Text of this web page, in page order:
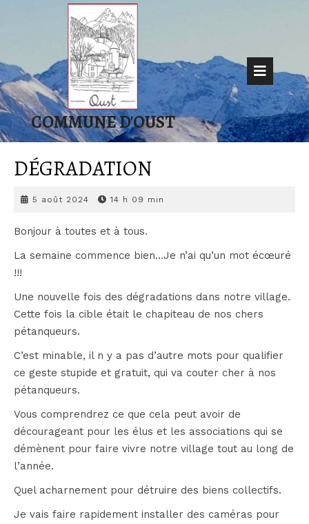
COMMUNE D'OUST
DÉGRADATION
5 août 2024 14 h 09 min
Bonjour à toutes et à tous.
La semaine commence bien…Je n’ai qu’un mot écœuré
!!!
Une nouvelle fois des dégradations dans notre village.
Cette fois la cible était le chapiteau de nos chers
pétanqueurs.
C’est minable, il n y a pas d’autre mots pour qualifier
ce geste stupide et gratuit, qui va couter cher à nos
pétanqueurs.
Vous comprendrez ce que cela peut avoir de
décourageant pour les élus et les associations qui se
démènent pour faire vivre notre village tout au long de
l’année.
Quel acharnement pour détruire des biens collectifs.
Je vais faire rapidement installer des caméras pour